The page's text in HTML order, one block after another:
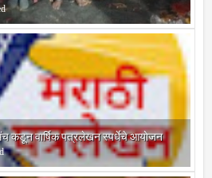
कडून वार्षिक पत्रलेखन स्पर्धेचे आयोजन